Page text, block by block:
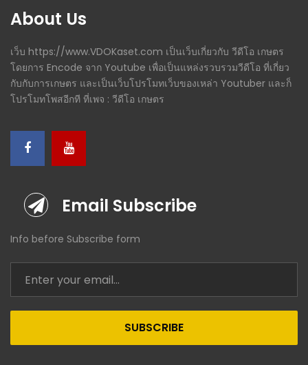
About Us
เว็บ https://www.VDOKaset.com เป็นเว็บเกี่ยวกับ วีดีโอ เกษตร
โดยการ Encode จาก Youtube เพื่อเป็นแหล่งรวบรวมวีดีโอ ที่เกี่ยว
กับกับการเกษตร และเป็นเว็บโปรโมทเว็บของเหล่า Youtuber และก็
โปรโมทโพสอีกที ที่เพจ : วีดีโอ เกษตร
Email Subscribe
Info before Subscribe form
SUBSCRIBE